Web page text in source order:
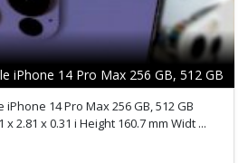
iPhone 14 Pro Max 256 GB, 512 GB
14 Pro Max 256 GB, 512 GB
2.81 x 0.31 i Height 160.7 mm Widt ...